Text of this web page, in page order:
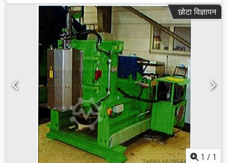
छोटा विज्ञापन
1 / 1